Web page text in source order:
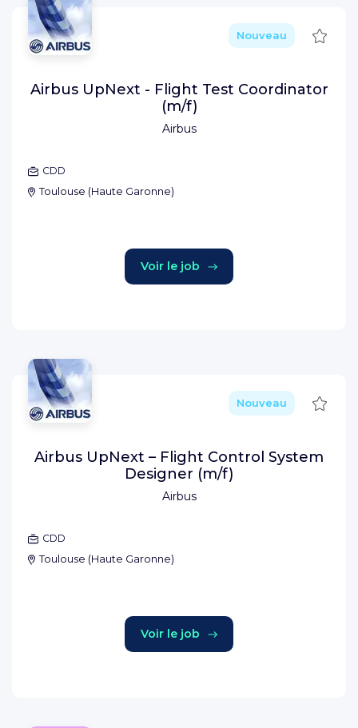
Airbus
Nouveau
Airbus UpNext - Flight Test Coordinator
(m/f)
CDD
Toulouse (Haute Garonne)
Voir le job
Airbus
Nouveau
Airbus UpNext – Flight Control System
Designer (m/f)
CDD
Toulouse (Haute Garonne)
Voir le job